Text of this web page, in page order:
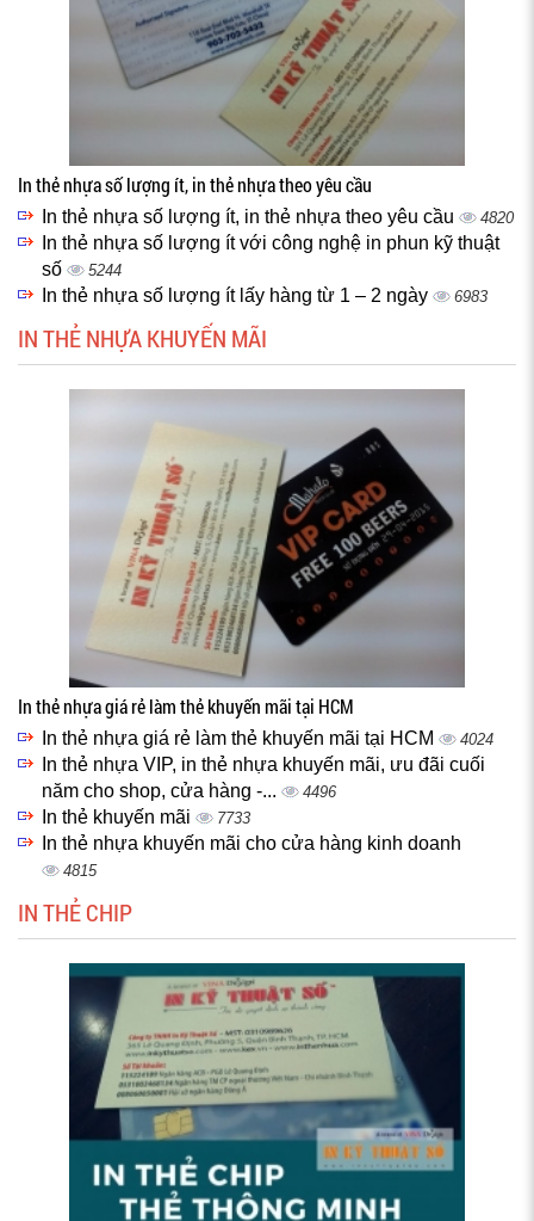
In thẻ nhựa số lượng ít, in thẻ nhựa theo yêu cầu
In thẻ nhựa số lượng ít, in thẻ nhựa theo yêu cầu 4820
In thẻ nhựa số lượng ít với công nghệ in phun kỹ thuật
số
5244
In thẻ nhựa số lượng ít lấy hàng từ 1 – 2 ngày 6983
IN THẺ NHỰA KHUYẾN MÃI
In thẻ nhựa giá rẻ làm thẻ khuyến mãi tại HCM
In thẻ nhựa giá rẻ làm thẻ khuyến mãi tại HCM 4024
In thẻ nhựa VIP, in thẻ nhựa khuyến mãi, ưu đãi cuối
năm cho shop, cửa hàng -...
4496
In thẻ khuyến mãi 7733
In thẻ nhựa khuyến mãi cho cửa hàng kinh doanh
4815
IN THẺ CHIP